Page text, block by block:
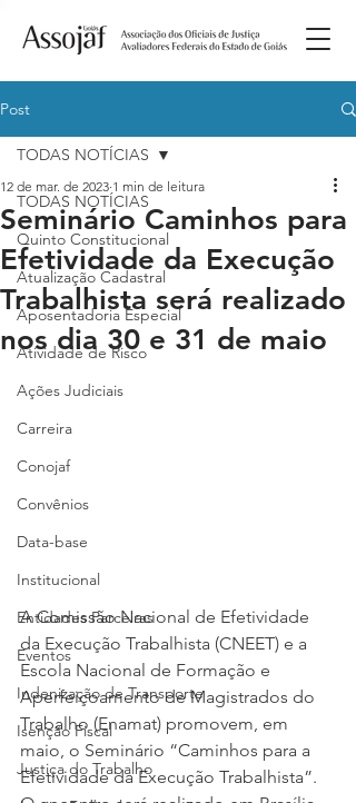
Post
TODAS NOTÍCIAS
Quinto Constitucional
Atualização Cadastral
Aposentadoria Especial
Atividade de Risco
Ações Judiciais
Carreira
Conojaf
Convênios
Data-base
Institucional
Entidades Parceiras
Eventos
Indenização de Transporte
Isenção Fiscal
Justiça do Trabalho
TODAS NOTÍCIAS
Seminário Caminhos para
Efetividade da Execução
Trabalhista será realizado
nos dia 30 e 31 de maio
12 de mar. de 2023 1 min de leitura
A Comissão Nacional de Efetividade
da Execução Trabalhista (CNEET) e a
Escola Nacional de Formação e
Aperfeiçoamento de Magistrados do
Trabalho (Enamat) promovem, em
maio, o Seminário “Caminhos para a
Efetividade da Execução Trabalhista”.